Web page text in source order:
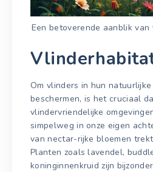
Een betoverende aanblik
Om vlinders in hun
beschermen, is het cruciaal
vlindervriendelijke
simpelweg in onze eigen
van nectar-rijke bloemen
Planten zoals lavendel,
koninginnenkruid zijn